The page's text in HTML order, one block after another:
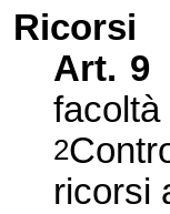
Ricorsi
Art. 9
facoltà
2
ricorsi